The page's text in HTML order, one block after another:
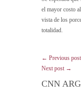
el mayor costo
vista de los
totalidad.
← Previous post
Next post →
CNN